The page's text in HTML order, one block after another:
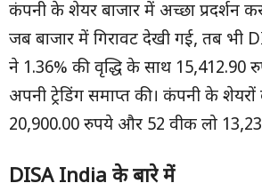
कंपनी के शेयर बाजार में अच्छा प्रदर्शन
जब बाजार में गिरावट देखी गई, तब
ने 1.36% की वृद्धि के साथ 15,412.90
अपनी ट्रेडिंग समाप्त की। कंपनी के
20,900.00 रुपये और 52 वीक लो
DISA India के बारे में